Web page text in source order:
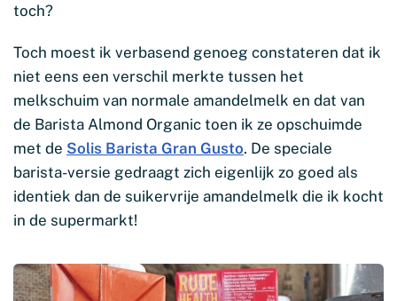
toch?
Toch moest ik verbasend genoeg constateren dat ik
niet eens een verschil merkte tussen het
melkschuim van normale amandelmelk en dat van
de Barista Almond Organic toen ik ze opschuimde
met de Solis Barista Gran Gusto. De speciale
barista-versie gedraagt zich eigenlijk zo goed als
identiek dan de suikervrije amandelmelk die ik kocht
in de supermarkt!